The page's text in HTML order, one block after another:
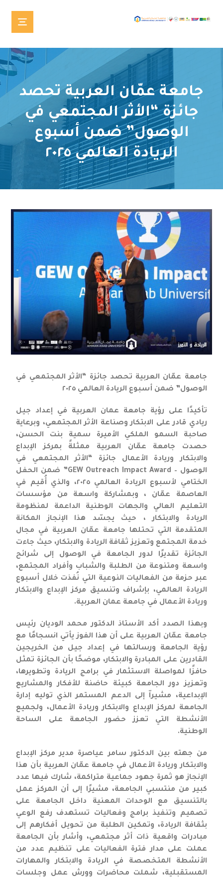
جامعة عمّان العربية تحصد
جائزة “الأثر المجتمعي في
الوصول” ضمن أسبوع
الريادة العالمي ٢٠٢٥
جامعة عمّان العربية تحصد جائزة “الأثر المجتمعي في
الوصول” ضمن أسبوع الريادة العالمي ٢٠٢٥
تأكيدًا على رؤية جامعة عمان العربية في إعداد جيل
ريادي قادر على الابتكار وصناعة الأثر المجتمعي، وبرعاية
صاحبة السمو الملكي الأميرة سمية بنت الحسن،
حصدت جامعة عمّان العربية ممثلةً بمركز الإبداع
والابتكار وريادة الأعمال جائزة “الأثر المجتمعي في
الوصول – GEW Outreach Impact Award” ضمن الحفل
الختامي لأسبوع الريادة العالمي ٢٠٢٥، والذي أُقيم في
العاصمة عمّان ، وبمشاركة واسعة من مؤسسات
التعليم العالي والجهات الوطنية الداعمة لمنظومة
الريادة والابتكار ، حيث يجسّد هذا الإنجاز المكانة
المتقدمة التي تحتلها جامعة عمّان العربية في مجال
خدمة المجتمع وتعزيز ثقافة الريادة والابتكار، حيث جاءت
الجائزة تقديرًا لدور الجامعة في الوصول إلى شرائح
واسعة ومتنوعة من الطلبة والشباب وأفراد المجتمع،
عبر حزمة من الفعاليات النوعية التي نُفذت خلال أسبوع
الريادة العالمي، بإشراف وتنسيق مركز الإبداع والابتكار
وريادة الأعمال في جامعة عمان العربية.
وبهذا الصدد أكد الأستاذ الدكتور محمد الوديان رئيس
جامعة عمّان العربية على أن هذا الفوز يأتي انسجامًا مع
رؤية الجامعة ورسالتها في إعداد جيل من الخريجين
القادرين على المبادرة والابتكار، موضحًا بأن الجائزة تمثل
حافزًا لمواصلة الاستثمار في برامج الريادة وتطويرها،
وتعزيز دور الجامعة كبيئة حاضنة للأفكار والمشاريع
الإبداعية، مشيراّ إلى الدعم المستمر الذي توليه إدارة
الجامعة لمركز الإبداع والابتكار وريادة الأعمال، ولجميع
الأنشطة التي تعزز حضور الجامعة على الساحة
الوطنية.
من جهته بين الدكتور سامر عياصرة مدير مركز الإبداع
والابتكار وريادة الأعمال في جامعة عمّان العربية بأن هذا
الإنجاز هو ثمرة جهود جماعية متراكمة، شارك فيها عدد
كبير من منتسبي الجامعة، مشيرًا إلى أن المركز عمل
بالتنسيق مع الوحدات المعنية داخل الجامعة على
تصميم وتنفيذ برامج وفعاليات تستهدف رفع الوعي
بثقافة الريادة، وتمكين الطلبة من تحويل أفكارهم إلى
مبادرات واقعية ذات أثر مجتمعي، وأشار بأن الجامعة
عملت على مدار فترة الفعاليات على تنظيم عدد من
الأنشطة المتخصصة في الريادة والابتكار والمهارات
المستقبلية، شملت محاضرات وورش عمل وجلسات